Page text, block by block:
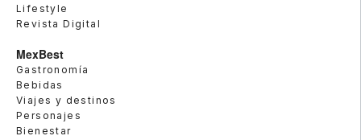
Lifestyle
Revista Digital
MexBest
Gastronomía
Bebidas
Viajes y destinos
Personajes
Bienestar